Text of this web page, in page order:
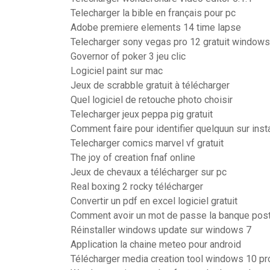
Telecharger la bible en français pour pc
Adobe premiere elements 14 time lapse
Telecharger sony vegas pro 12 gratuit
Governor of poker 3 jeu clic
Logiciel paint sur mac
Jeux de scrabble gratuit à télécharger
Quel logiciel de retouche photo choisir
Telecharger jeux peppa pig gratuit
Comment faire pour identifier quelquun sur
Telecharger comics marvel vf gratuit
The joy of creation fnaf online
Jeux de chevaux a télécharger sur pc
Real boxing 2 rocky télécharger
Convertir un pdf en excel logiciel gratuit
Comment avoir un mot de passe la banque
Réinstaller windows update sur windows 7
Application la chaine meteo pour android
Télécharger media creation tool windows 10